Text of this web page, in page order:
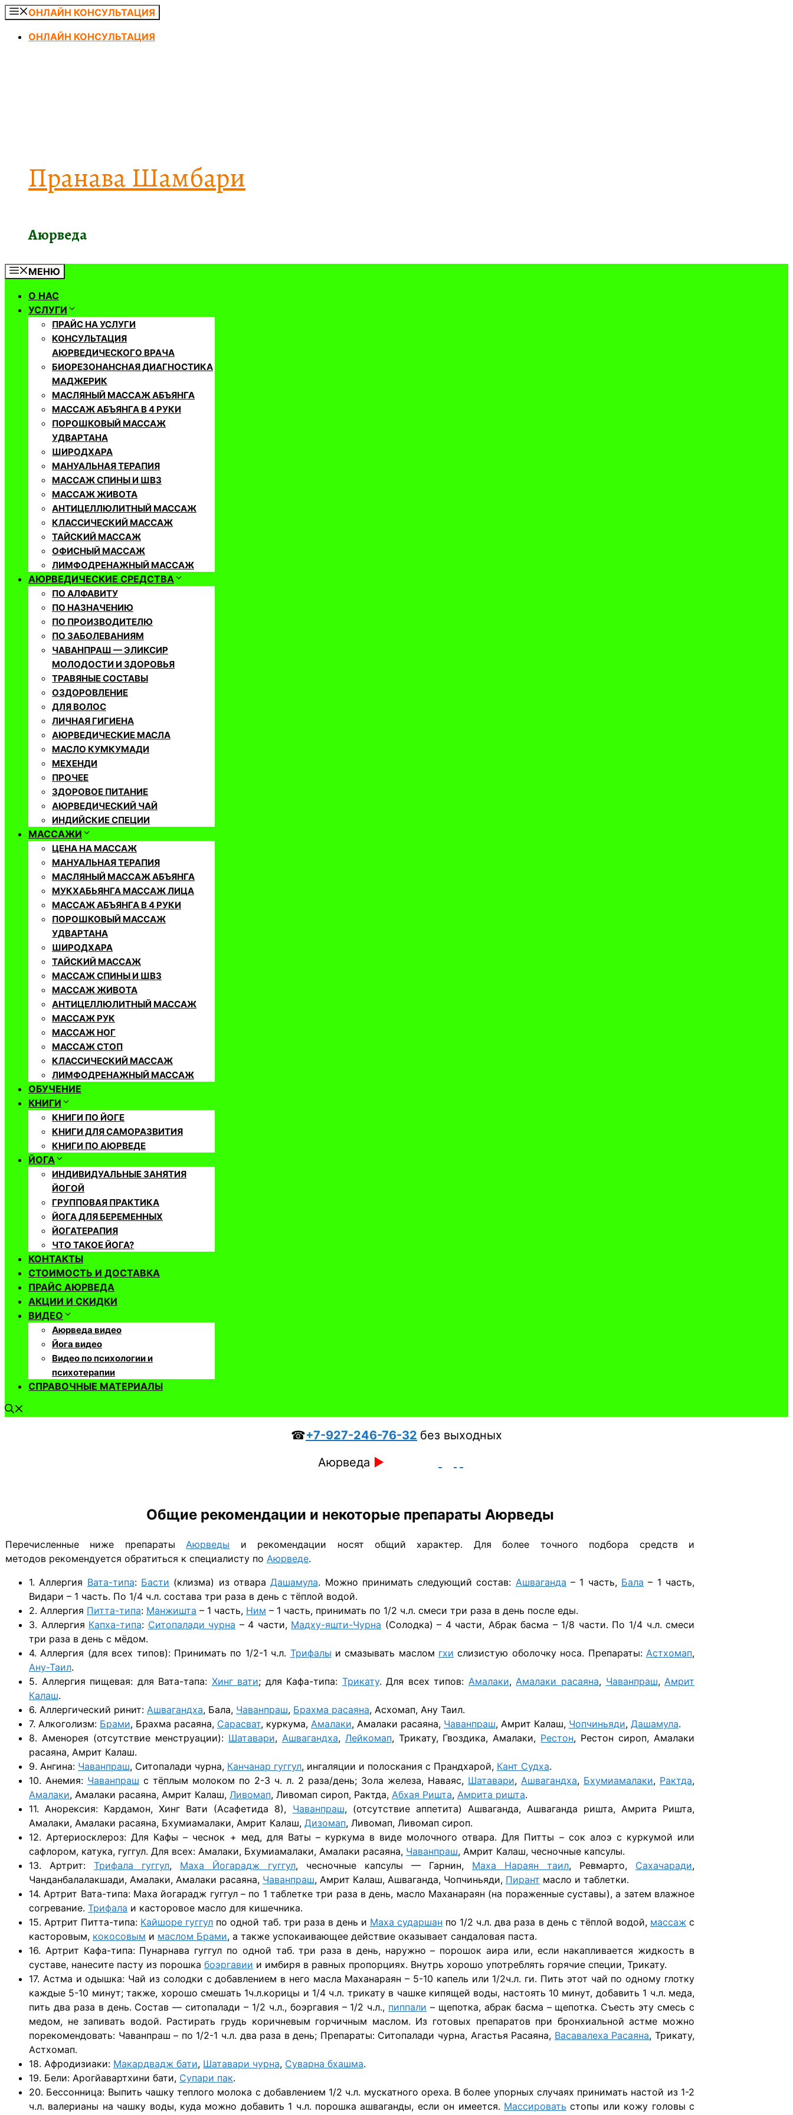
Перейти
содержимому
ОНЛАЙН КОНСУЛЬТАЦИЯ
ОНЛАЙН КОНСУЛЬТАЦИЯ
Пранава Шамбари
Аюрведа
МЕНЮ
О НАС
УСЛУГИ
ПРАЙС НА УСЛУГИ
КОНСУЛЬТАЦИЯ
АЮРВЕДИЧЕСКОГО ВРАЧА
БИОРЕЗОНАНСНАЯ ДИАГНОСТИКА
МАДЖЕРИК
МАСЛЯНЫЙ МАССАЖ АБЪЯНГА
МАССАЖ АБЪЯНГА В 4 РУКИ
ПОРОШКОВЫЙ МАССАЖ
УДВАРТАНА
ШИРОДХАРА
МАНУАЛЬНАЯ ТЕРАПИЯ
МАССАЖ СПИНЫ И ШВЗ
МАССАЖ ЖИВОТА
АНТИЦЕЛЛЮЛИТНЫЙ МАССАЖ
КЛАССИЧЕСКИЙ МАССАЖ
ТАЙСКИЙ МАССАЖ
ОФИСНЫЙ МАССАЖ
ЛИМФОДРЕНАЖНЫЙ МАССАЖ
АЮРВЕДИЧЕСКИЕ СРЕДСТВА
ПО АЛФАВИТУ
ПО НАЗНАЧЕНИЮ
ПО ПРОИЗВОДИТЕЛЮ
ПО ЗАБОЛЕВАНИЯМ
ЧАВАНПРАШ — ЭЛИКСИР
МОЛОДОСТИ И ЗДОРОВЬЯ
ТРАВЯНЫЕ СОСТАВЫ
ОЗДОРОВЛЕНИЕ
ДЛЯ ВОЛОС
ЛИЧНАЯ ГИГИЕНА
АЮРВЕДИЧЕСКИЕ МАСЛА
МАСЛО КУМКУМАДИ
МЕХЕНДИ
ПРОЧЕЕ
ЗДОРОВОЕ ПИТАНИЕ
АЮРВЕДИЧЕСКИЙ ЧАЙ
ИНДИЙСКИЕ СПЕЦИИ
МАССАЖИ
ЦЕНА НА МАССАЖ
МАНУАЛЬНАЯ ТЕРАПИЯ
МАСЛЯНЫЙ МАССАЖ АБЪЯНГА
МУКХАБЬЯНГА МАССАЖ ЛИЦА
МАССАЖ АБЪЯНГА В 4 РУКИ
ПОРОШКОВЫЙ МАССАЖ
УДВАРТАНА
ШИРОДХАРА
ТАЙСКИЙ МАССАЖ
МАССАЖ СПИНЫ И ШВЗ
МАССАЖ ЖИВОТА
АНТИЦЕЛЛЮЛИТНЫЙ МАССАЖ
МАССАЖ РУК
МАССАЖ НОГ
МАССАЖ СТОП
КЛАССИЧЕСКИЙ МАССАЖ
ЛИМФОДРЕНАЖНЫЙ МАССАЖ
ОБУЧЕНИЕ
КНИГИ
КНИГИ ПО ЙОГЕ
КНИГИ ДЛЯ САМОРАЗВИТИЯ
КНИГИ ПО АЮРВЕДЕ
ЙОГА
ИНДИВИДУАЛЬНЫЕ ЗАНЯТИЯ
ЙОГОЙ
ГРУППОВАЯ ПРАКТИКА
ЙОГА ДЛЯ БЕРЕМЕННЫХ
ЙОГАТЕРАПИЯ
ЧТО ТАКОЕ ЙОГА?
КОНТАКТЫ
СТОИМОСТЬ И ДОСТАВКА
ПРАЙС АЮРВЕДА
АКЦИИ И СКИДКИ
ВИДЕО
Аюрведа видео
Йога видео
Видео по психологии и
психотерапии
СПРАВОЧНЫЕ МАТЕРИАЛЫ
☎+7-927-246-76-32 без выходных
Аюрведа ►
Общие рекомендации и некоторые препараты Аюрведы
​Перечисленные ниже препараты Аюрведы и рекомендации носят общий характер. Для более точного подбора средств и
методов рекомендуется обратиться к специалисту по Аюрведе.
1. Аллергия Вата-типа: Басти (клизма) из отвараДашамула. Можно принимать следующий состав: Ашваганда – 1 часть, Бала – 1 часть,
Видари – 1 часть. По 1/4 ч.л. состава три раза в день с тёплой водой.
2. Аллергия Питта-типа: Манжишта – 1 часть, Ним – 1 часть, принимать по 1/2 ч.л. смеси три раза в день после еды.
3. Аллергия Капха-типа: Ситопалади чурна – 4 части, Мадху-яшти-Чурна (Солодка) – 4 части, Абрак басма – 1/8 части. По 1/4 ч.л. смеси
три раза в день с мёдом.
4. Аллергия (для всех типов): Принимать по 1/2-1 ч.л. Трифалы и смазывать маслом гхи слизистую оболочку носа. Препараты: Астхомап,
Ану-Таил.
5. Аллергия пищевая: для Вата-тапа: Хинг вати; для Кафа-типа: Трикату. Для всех типов: Амалаки, Амалаки расаяна, Чаванпраш, Амрит
Калаш.
6. Аллергический ринит: Ашвагандха, Бала, Чаванпраш, Брахма расаяна, Асхомап, Ану Таил.
7. Алкоголизм: Брами, Брахма расаяна, Сарасват, куркума, Амалаки, Амалаки расаяна, Чаванпраш, Амрит Калаш, Чопчиньяди, Дашамула.
8. Аменорея (отсутствие менструации): Шатавари, Ашвагандха, Лейкомап, Трикату, Гвоздика, Амалаки, Рестон, Рестон сироп, Амалаки
расаяна, Амрит Калаш.
9. Ангина: Чаванпраш, Ситопалади чурна, Канчанар гуггул, ингаляции и полоскания с Прандхарой, Кант Судха.
10. Анемия: Чаванпраш с тёплым молоком по 2-3 ч. л. 2 раза/день; Зола железа, Наваяс, Шатавари, Ашвагандха, Бхумиамалаки, Рактда,
Амалаки, Амалаки расаяна, Амрит Калаш, Ливомап, Ливомап сироп, Рактда, Абхая Ришта, Амрита ришта.
11. Анорексия: Кардамон, Хинг Вати (Асафетида 8), Чаванпраш, (отсутствие аппетита) Ашваганда, Ашваганда ришта, Амрита Ришта,
Амалаки, Амалаки расаяна, Бхумиамалаки, Амрит Калаш, Дизомап, Ливомап, Ливомап сироп.
12. Артериосклероз: Для Кафы – чеснок + мед, для Ваты – куркума в виде молочного отвара. Для Питты – сок алоэ с куркумой или
сафлором, катука, гуггул. Для всех: Амалаки, Бхумиамалаки, Амалаки расаяна, Чаванпраш, Амрит Калаш, чесночные капсулы.
13. Артрит: Трифала гуггул, Маха Йогарадж гуггул, чесночные капсулы — Гарнин, Маха Нараян таил, Ревмарто, Сахачаради,
Чанданбалалакшади, Амалаки, Амалаки расаяна, Чаванпраш, Амрит Калаш, Ашваганда, Чопчиньяди, Пирант масло и таблетки.
14. Артрит Вата-типа: Маха йогарадж гуггул – по 1 таблетке три раза в день, масло Маханараян (на пораженные суставы), а затем влажное
согревание. Трифала и касторовое масло для кишечника.
15. Артрит Питта-типа: Кайшоре гуггул по одной таб. три раза в день и Маха сударшан по 1/2 ч.л. два раза в день с тёплой водой, массажс
касторовым, кокосовым и маслом Брами, а также успокаивающее действие оказывает сандаловая паста.
16. Артрит Кафа-типа: Пунарнава гуггул по одной таб. три раза в день, наружно – порошок аира или, если накапливается жидкость в
суставе, нанесите пасту из порошка боэргавии и имбиря в равных пропорциях. Внутрь хорошо употреблять горячие специи, Трикату.
17. Астма и одышка: Чай из солодки с добавлением в него масла Маханараян – 5-10 капель или 1/2ч.л. ги. Пить этот чай по одному глотку
каждые 5-10 минут; также, хорошо смешать 1ч.л.корицы и 1/4 ч.л. трикату в чашке кипящей воды, настоять 10 минут, добавить 1 ч.л. меда,
пить два раза в день. Состав — ситопалади – 1/2 ч.л., боэргавия – 1/2 ч.л., пиппали – щепотка, абрак басма – щепотка. Съесть эту смесь с
медом, не запивать водой. Растирать грудь коричневым горчичным маслом. Из готовых препаратов при бронхиальной астме можно
порекомендовать: Чаванпраш – по 1/2-1 ч.л. два раза в день; Препараты: Ситопалади чурна, Агастья Расаяна, Васавалеха Расаяна, Трикату,
Астхомап.
18. Афродизиаки: Макардвадж бати, Шатавари чурна, Суварна бхашма.
19. Бели: Арогйавартхини бати, Супари пак.
20. Бессонница: Выпить чашку теплого молока с добавлением 1/2 ч.л. мускатного ореха. В более упорных случаях принимать настой из 1-2
ч.л. валерианы на чашку воды, куда можно добавить 1 ч.л. порошка ашваганды, если он имеется. Массировать стопы или кожу головы с